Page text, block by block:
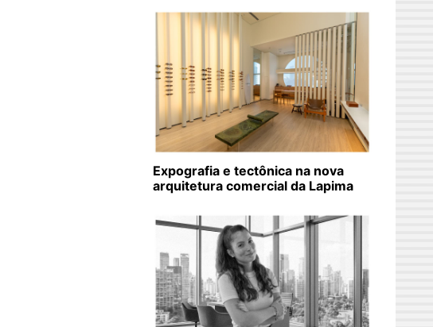
Expografia e tectônica na nova
arquitetura comercial da Lapima